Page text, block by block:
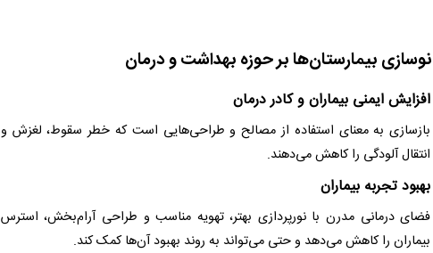
نوسازی بیمارستان‌ها بر حوزه بهداشت و درمان
افزایش ایمنی بیماران و کادر درمان
بازسازی به معنای استفاده از مصالح و طراحی‌هایی است که خطر سقوط، لغزش و
انتقال آلودگی را کاهش می‌دهند.
بهبود تجربه بیماران
فضای درمانی مدرن با نورپردازی بهتر، تهویه مناسب و طراحی آرام‌بخش، استرس
بیماران را کاهش می‌دهد و حتی می‌تواند به روند بهبود آن‌ها کمک کند.